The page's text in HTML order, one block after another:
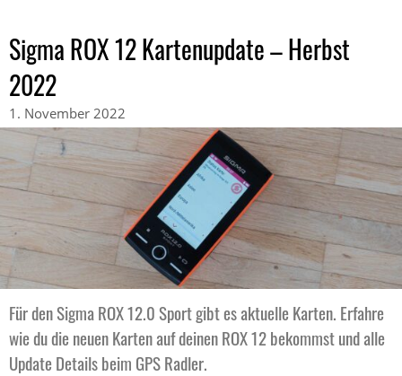
Sigma ROX 12 Kartenupdate – Herbst
2022
1. November 2022
Für den Sigma ROX 12.0 Sport gibt es aktuelle Karten. Erfahre
wie du die neuen Karten auf deinen ROX 12 bekommst und alle
Update Details beim GPS Radler.